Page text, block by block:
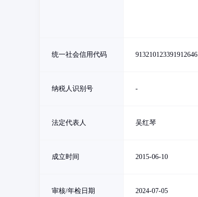
统一社会信用代码 913210123391912646
纳税人识别号 -
法定代表人 吴红琴
成立时间 2015-06-10
审核/年检日期 2024-07-05